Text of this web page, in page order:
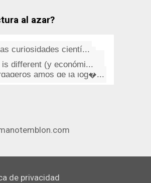
al azar?
Otra verdad incómoda
La expresión del p...
un sistema opera...
de Córdoba", Anton...
curiosidades cientí­...
de Murphy: Dirección y ...
amos de la log�...
is different (y económi...
de privacidad